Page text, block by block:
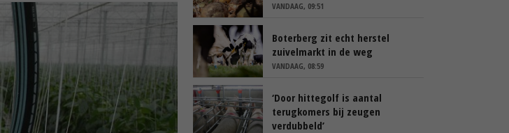
VANDAAG, 09:51
Boterberg zit echt herstel
zuivelmarkt in de weg
VANDAAG, 08:59
‘Door hittegolf is aantal
terugkomers bij zeugen
verdubbeld’